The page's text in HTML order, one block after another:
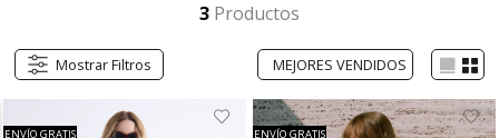
3 Productos
Mostrar Filtros
ENVÍO GRATIS ENVÍO GRATIS